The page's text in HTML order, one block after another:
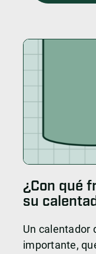
¿Con qué
su
Un calentador
importante,